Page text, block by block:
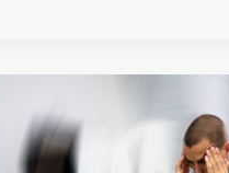
problèmes
d’équilibre :